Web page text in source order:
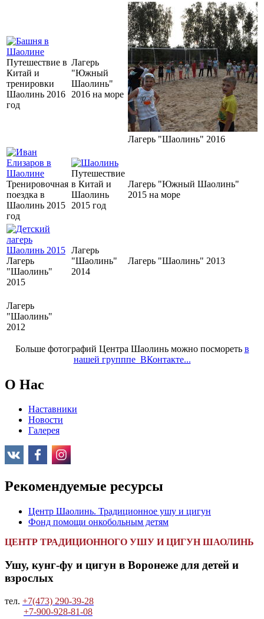
Путешествие в
Китай и
тренировки
Шаолинь 2016
год
Лагерь
"Южный
Шаолинь"
2016 на море
Лагерь "Шаолинь" 2016
Тренировочная
поездка в
Шаолинь 2015
год
Путешествие
в Китай и
Шаолинь
2015 год
Лагерь "Южный Шаолинь"
2015 на море
Лагерь
"Шаолинь"
2015
Лагерь
"Шаолинь"
2014
Лагерь "Шаолинь" 2013
Лагерь
"Шаолинь"
2012
Больше фотографий Центра Шаолинь можно посмореть в
нашей групппе ВКонтакте...
O Нас
Наставники
Новости
Галерея
Рекомендуемые ресурсы
Центр Шаолинь. Традиционное ушу и цигун
Фонд помощи онкобольным детям
ЦЕНТР ТРАДИЦИОННОГО УШУ И ЦИГУН ШАОЛИНЬ
Ушу, кунг-фу и цигун в Воронеже для детей и
взрослых
тел. +7(473) 290-39-28
+7-900-928-81-08